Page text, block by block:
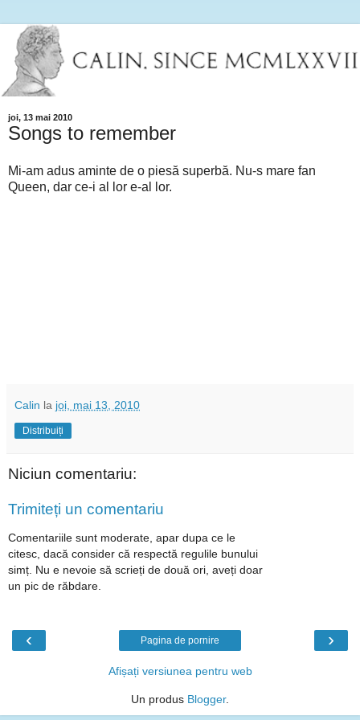
joi, 13 mai 2010
Songs to remember
Mi-am adus aminte de o piesă superbă. Nu-s mare fan
Queen, dar ce-i al lor e-al lor.
Calin la joi, mai 13, 2010
Distribuiți
Niciun comentariu:
Trimiteți un comentariu
Comentariile sunt moderate, apar dupa ce le
citesc, dacă consider că respectă regulile bunului
simț. Nu e nevoie să scrieți de două ori, aveți doar
un pic de răbdare.
‹ ›
Pagina de pornire
Afișați versiunea pentru web
Un produs Blogger.